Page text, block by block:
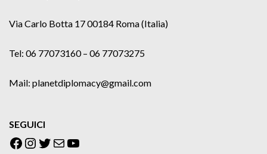
Via Carlo Botta 17 00184 Roma (Italia)
Tel: 06 77073160 – 06 77073275
Mail: planetdiplomacy@gmail.com
SEGUICI
Facebook
Instagram
Twitter
EmailYouTube